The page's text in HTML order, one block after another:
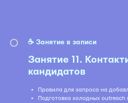
☕️ Занятие в записи
Занятие 11.
кандидатов
Правила для запроса на
Подготовка холодных outreach